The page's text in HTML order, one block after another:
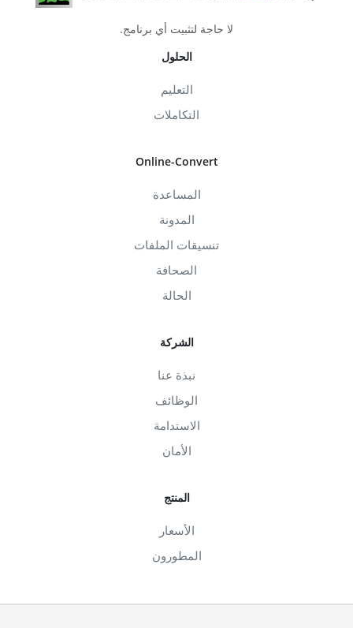
لا حاجة لتثبيت أي برنامج.
الحلول
التعليم
التكاملات
Online-Convert
المساعدة
المدونة
تنسيقات الملفات
الصحافة
الحالة
الشركة
نبذة عنا
الوظائف
الاستدامة
الأمان
المنتج
الأسعار
المطورون